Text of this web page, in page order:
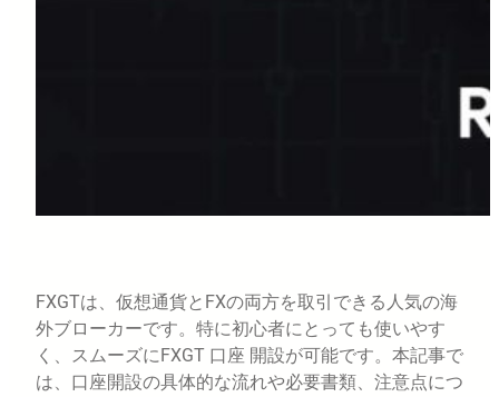
FXGTは、仮想通貨とFXの両方を取引できる人気の海
外ブローカーです。特に初心者にとっても使いやす
く、スムーズにFXGT 口座 開設が可能です。本記事で
は、口座開設の具体的な流れや必要書類、注意点につ